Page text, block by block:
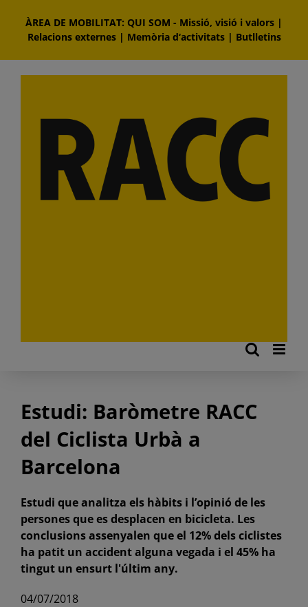
content
ÀREA DE MOBILITAT: QUI SOM - Missió, visió i valors |
Relacions externes| Memòria d‘activitats| Butlletins
Estudi: Baròmetre RACC
del Ciclista Urbà a
Barcelona
Estudi que analitza els hàbits i l’opinió de les
persones que es desplacen en bicicleta. Les
conclusions assenyalen que el 12% dels ciclistes
ha patit un accident alguna vegada i el 45% ha
tingut un ensurt l'últim any.
04/07/2018